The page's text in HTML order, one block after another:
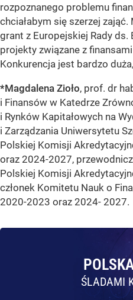
rozpoznanego problemu
chciałabym się szerzej
grant z Europejskiej Rady
projekty związane z
Konkurencja jest bardzo
*Magdalena Zioło, prof. dr
i Finansów w Katedrze
i Rynków Kapitałowych na
i Zarządzania Uniwersytetu
Polskiej Komisji
oraz 2024-2027,
Polskiej Komisji
członek Komitetu Nauk o
2020-2023 oraz 2024- 2027.
ŚLADAMI